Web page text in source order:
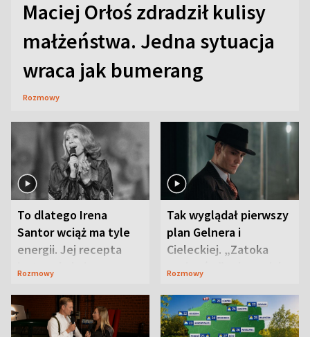
Maciej Orłoś zdradził kulisy
małżeństwa. Jedna sytuacja
wraca jak bumerang
Rozmowy
To dlatego Irena
Santor wciąż ma tyle
energii. Jej recepta
jest zaskakująco
Rozmowy
Tak wyglądał pierwszy
plan Gelnera i
Cieleckiej. „Zatoka
szpiegów” od razu ich
Rozmowy